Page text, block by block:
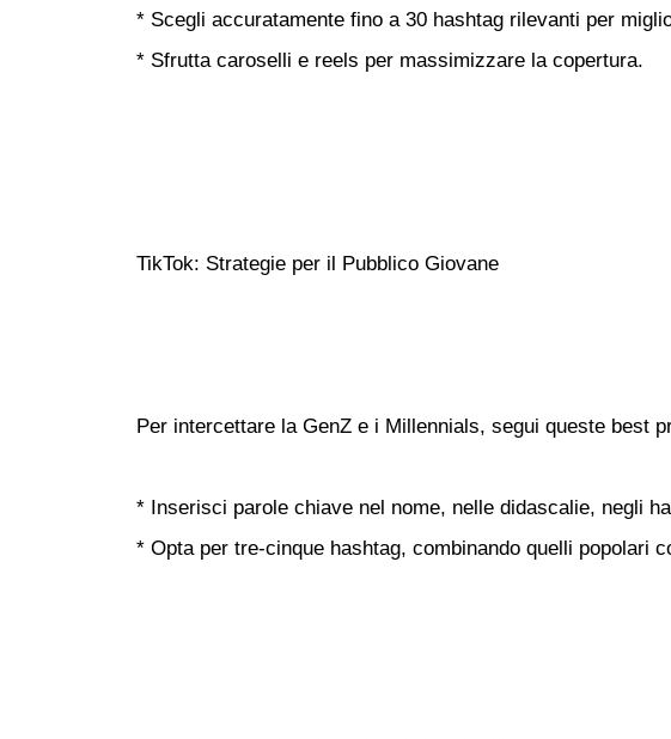
* Scegli accuratamente fino a 30 hashtag rilevanti per
* Sfrutta caroselli e reels per massimizzare la copertura.
TikTok: Strategie per il Pubblico Giovane
Per intercettare la GenZ e i Millennials, segui queste best
* Inserisci parole chiave nel nome, nelle didascalie, negli
* Opta per tre-cinque hashtag, combinando quelli popolari